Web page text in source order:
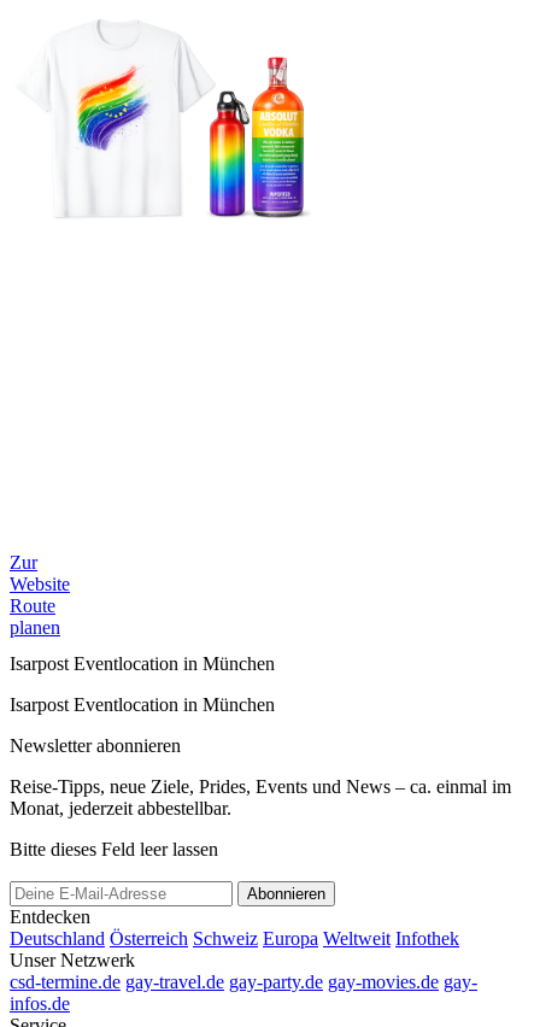
Zur
Website
Route
planen
Isarpost Eventlocation in München
Isarpost Eventlocation in München
Newsletter abonnieren
Reise-Tipps, neue Ziele, Prides, Events und News – ca. einmal im
Monat, jederzeit abbestellbar.
Bitte dieses Feld leer lassen
Abonnieren
Entdecken
Deutschland Österreich Schweiz Europa Weltweit Infothek
Unser Netzwerk
csd-termine.de gay-travel.de gay-party.de gay-movies.de gay-
infos.de